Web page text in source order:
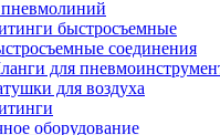
быстросъемные
соединения
для
для воздуха
оборудование